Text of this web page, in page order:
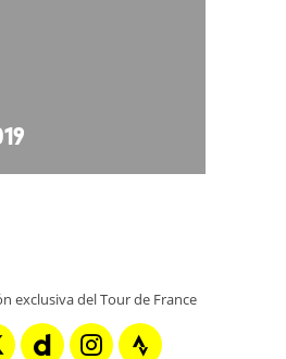
exclusiva del Tour de France